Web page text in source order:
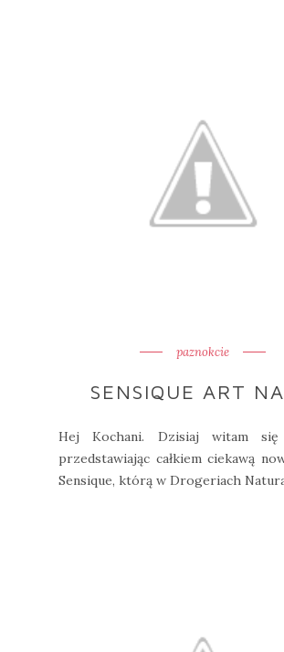
paznokcie
SENSIQUE ART
Hej Kochani. Dzisiaj witam
przedstawiając całkiem ciekawą
Sensique, którą w Drogeriach